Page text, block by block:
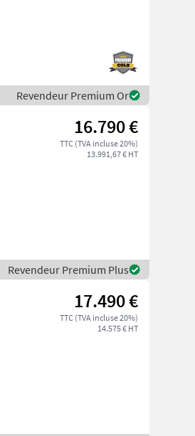
Revendeur Premium Or
16.790 €
TTC (TVA incluse 20%)
13.991,67 € HT
Revendeur Premium Plus
17.490 €
TTC (TVA incluse 20%)
14.575 € HT